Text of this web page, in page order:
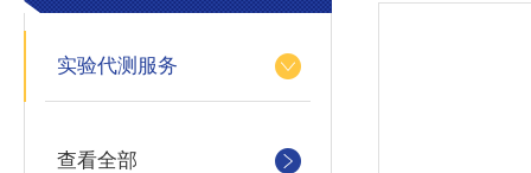
实验代测服务
查看全部